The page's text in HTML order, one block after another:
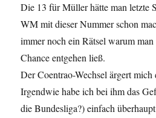
Die 13 für Müller hätte man letzte
WM mit dieser Nummer schon
immer noch ein Rätsel warum
Chance entgehen ließ.
Der Coentrao-Wechsel ärgert mich
Irgendwie habe ich bei ihm das
die Bundesliga?) einfach